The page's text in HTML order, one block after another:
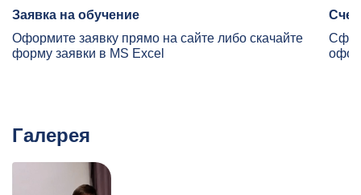
Заявка на обучение
Оформите заявку прямо на сайте либо скачайте
форму заявки в MS Excel
Галерея